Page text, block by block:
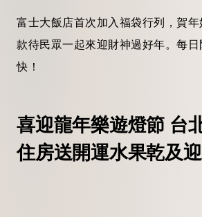
富士大飯店首次加入福袋行列，賀
款待民眾一起來迎財神過好年。每
快！
喜迎龍年樂遊燈節 台
住房送開運水果乾及